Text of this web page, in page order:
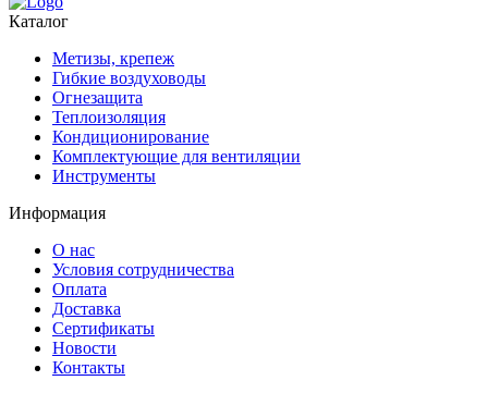
Каталог
Метизы, крепеж
Гибкие воздуховоды
Огнезащита
Теплоизоляция
Кондиционирование
Комплектующие для вентиляции
Инструменты
Информация
О нас
Условия сотрудничества
Оплата
Доставка
Сертификаты
Новости
Контакты